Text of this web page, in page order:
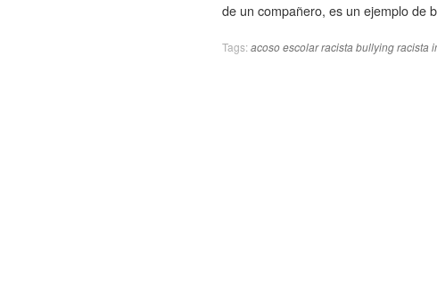
de un compañero, es un ejemplo de
Tags: acoso escolar racista bullying racista